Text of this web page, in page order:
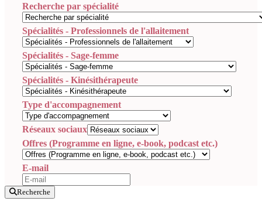
Recherche par spécialité
Spécialités - Professionnels de l'allaitement
Spécialités - Sage-femme
Spécialités - Kinésithérapeute
Type d'accompagnement
Réseaux sociaux
Offres (Programme en ligne, e-book, podcast etc.)
E-mail
Recherche